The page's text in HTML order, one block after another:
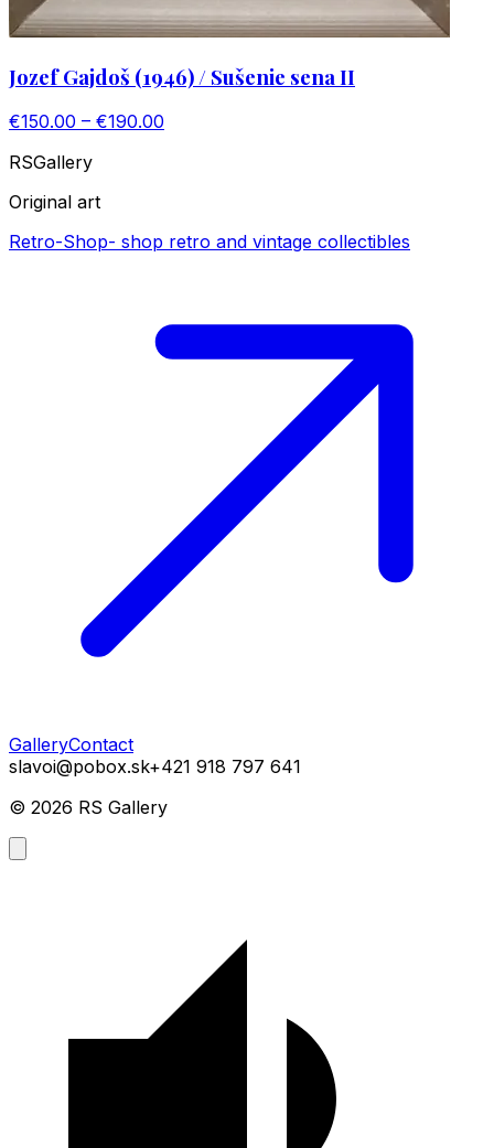
Jozef Gajdoš (1946) / Sušenie sena II
€150.00 – €190.00
RSGallery
Original art
Retro-Shop- shop retro and vintage collectibles
GalleryContact
slavoi@pobox.sk+421 918 797 641
© 2026 RS Gallery